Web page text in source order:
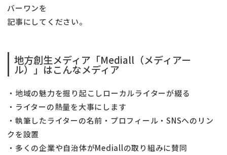
バーワンを
記事にしてください。
地方創生メディア「Mediall（メディアー
ル）」はこんなメディア
・地域の魅力を掘り起こしローカルライターが綴る
・ライターの熱量を大事にします
・執筆したライターの名前・プロフィール・SNSへのリン
クを設置
・多くの企業や自治体がMediallの取り組みに賛同